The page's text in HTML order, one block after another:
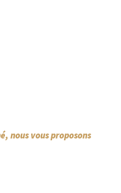
nous vous proposons